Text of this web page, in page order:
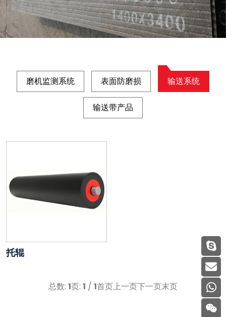
磨机监测系统 表面防磨损 输送系统
输送带产品
托辊
总数: 1页: 1 / 1首页上一页下一页末页